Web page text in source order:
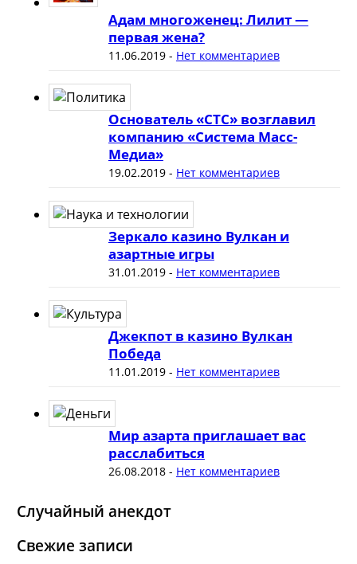
Адам многоженец: Лилит —
первая жена?
11.06.2019- Нет комментариев
Основатель «СТС» возглавил
компанию «Система Масс-
Медиа»
19.02.2019- Нет комментариев
Зеркало казино Вулкан и
азартные игры
31.01.2019- Нет комментариев
Джекпот в казино Вулкан
Победа
11.01.2019- Нет комментариев
Мир азарта приглашает вас
расслабиться
26.08.2018- Нет комментариев
Случайный анекдот
Свежие записи